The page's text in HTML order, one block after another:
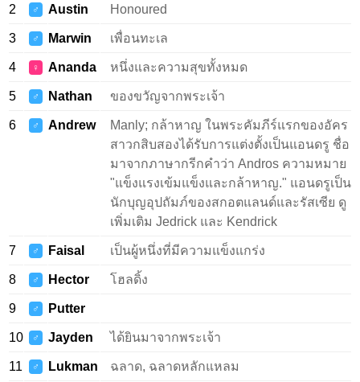
2 ♂ Austin Honoured
3 ♂ Marwin เพื่อนทะเล
4 ♀ Ananda หนึ่งและความสุขทั้งหมด
5 ♂ Nathan ของขวัญจากพระเจ้า
6 ♂ Andrew
Manly; กล้าหาญ ในพระคัมภีร์แรกของอัคร
สาวกสิบสองได้รับการแต่งตั้งเป็นแอนดรู ชื่อ
มาจากภาษากรีกคำว่า Andros ความหมาย
"แข็งแรงเข้มแข็งและกล้าหาญ." แอนดรูเป็น
นักบุญอุปถัมภ์ของสกอตแลนด์และรัสเซีย ดู
เพิ่มเติม Jedrick และ Kendrick
7 ♂ Faisal เป็นผู้หนึ่งที่มีความแข็งแกร่ง
8 ♂ Hector โฮลดิ้ง
9 ♂ Putter
10 ♂ Jayden ได้ยินมาจากพระเจ้า
11 ♂ Lukman ฉลาด, ฉลาดหลักแหลม